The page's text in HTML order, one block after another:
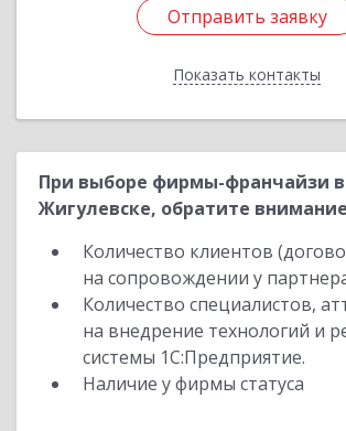
Отправить заявку
Показать контакты
Отправить заявку
Назад
При выборе фирмы-франчайзи в
Жигулевске, обратите
Количество клиентов
на сопровождении у
Количество специалистов,
на внедрение технологий и
системы 1С:Предприятие.
Наличие у фирмы статуса